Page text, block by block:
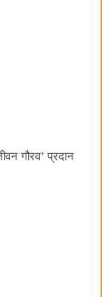
गौरव‌’ प्रदान